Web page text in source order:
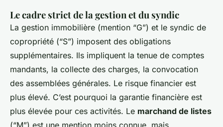
Le cadre strict de la gestion et du syndic
La gestion immobilière (mention “G”) et le syndic de
copropriété (“S”) imposent des obligations
supplémentaires. Ils impliquent la tenue de comptes
mandants, la collecte des charges, la convocation
des assemblées générales. Le risque financier est
plus élevé. C’est pourquoi la garantie financière est
plus élevée pour ces activités. Le marchand de listes